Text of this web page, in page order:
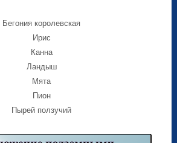
Бегония королевская
Ирис
Канна
Ландыш
Мята
Пион
Пырей ползучий